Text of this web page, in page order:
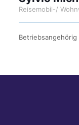
Reisemobil-/